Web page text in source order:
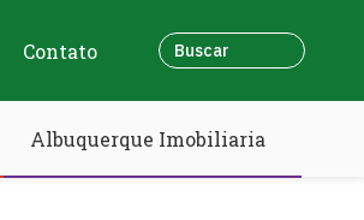
Contato
Albuquerque Imobiliaria